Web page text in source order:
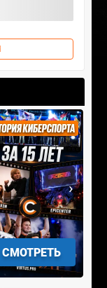
СМОТРЕТЬ
›